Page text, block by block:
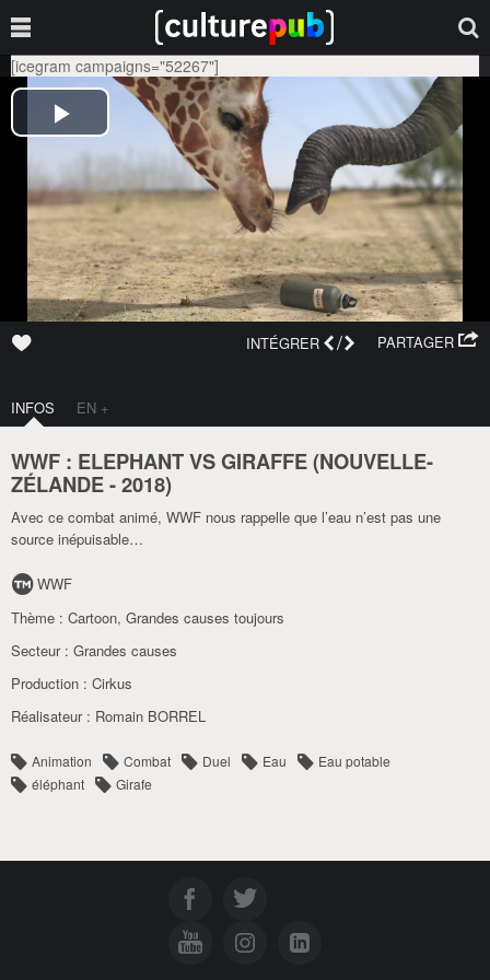
[icegram campaigns="52267"]
PARTAGER
INTÉGRER /
INFOS EN +
WWF : ELEPHANT VS GIRAFFE (NOUVELLE-
ZÉLANDE-2018)
Avec ce combat animé, WWF nous rappelle que l’eau n’est pas une
source inépuisable…
WWF
Thème : Cartoon, Grandes causes toujours
Secteur : Grandes causes
Production : Cirkus
Réalisateur : Romain BORREL
Animation Combat Duel Eau
Eau potable
éléphant
Girafe